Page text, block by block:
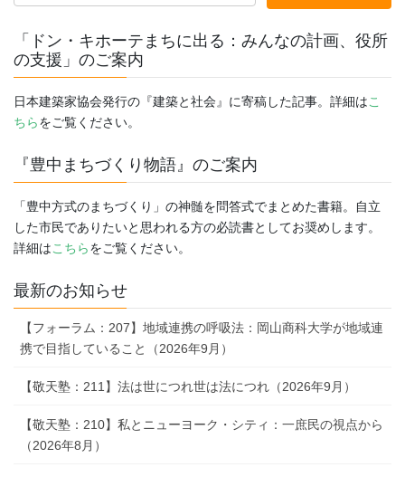
「ドン・キホーテまちに出る：みんなの計画、役所
の支援」のご案内
日本建築家協会発行の『建築と社会』に寄稿した記事。詳細はこ
ちらをご覧ください。
『豊中まちづくり物語』のご案内
「豊中方式のまちづくり」の神髄を問答式でまとめた書籍。自立
した市民でありたいと思われる方の必読書としてお奨めします。
詳細はこちらをご覧ください。
最新のお知らせ
【フォーラム：207】地域連携の呼吸法：岡山商科大学が地域連
携で目指していること（2026年9月）
【敬天塾：211】法は世につれ世は法につれ（2026年9月）
【敬天塾：210】私とニューヨーク・シティ：一庶民の視点から
（2026年8月）